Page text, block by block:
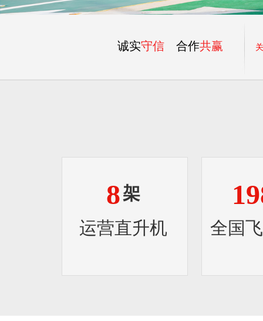
诚实守信 合作共赢
8架
运营直升机
全国